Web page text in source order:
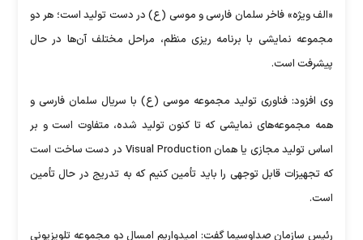
«الف ویژه» فاخر سلمان فارسی و موسی (ع) در دست تولید است؛ هر دو
مجموعه نمایشی با برنامه ریزی منظم، مراحل مختلف آن‌ها در حال
پیشرفت است.
وی افزود: فناوری تولید مجموعه موسی (ع) با سریال سلمان فارسی و
همه مجموعه‌های نمایشی که تا کنون تولید شده، متفاوت است و بر
اساس تولید مجازی یا همان Visual Production در دست ساخت است
که تجهیزات قابل توجهی را باید تأمین کنیم که به تدریج در حال تأمین
است.
رئیس سازمان صداوسیما گفت: امیدواریم امسال دو مجموعه تلویزیونی